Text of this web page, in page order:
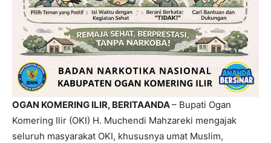
OGAN KOMERING ILIR, BERITAANDA– Bupati Ogan
Komering Ilir (OKI) H. Muchendi Mahzareki mengajak
seluruh masyarakat OKI, khususnya umat Muslim,